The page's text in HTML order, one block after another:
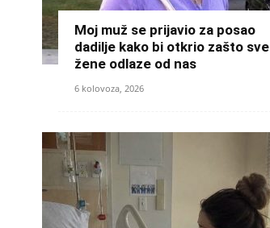
Moj muž se prijavio za posao
dadilje kako bi otkrio zašto sve
žene odlaze od nas
6 kolovoza, 2026